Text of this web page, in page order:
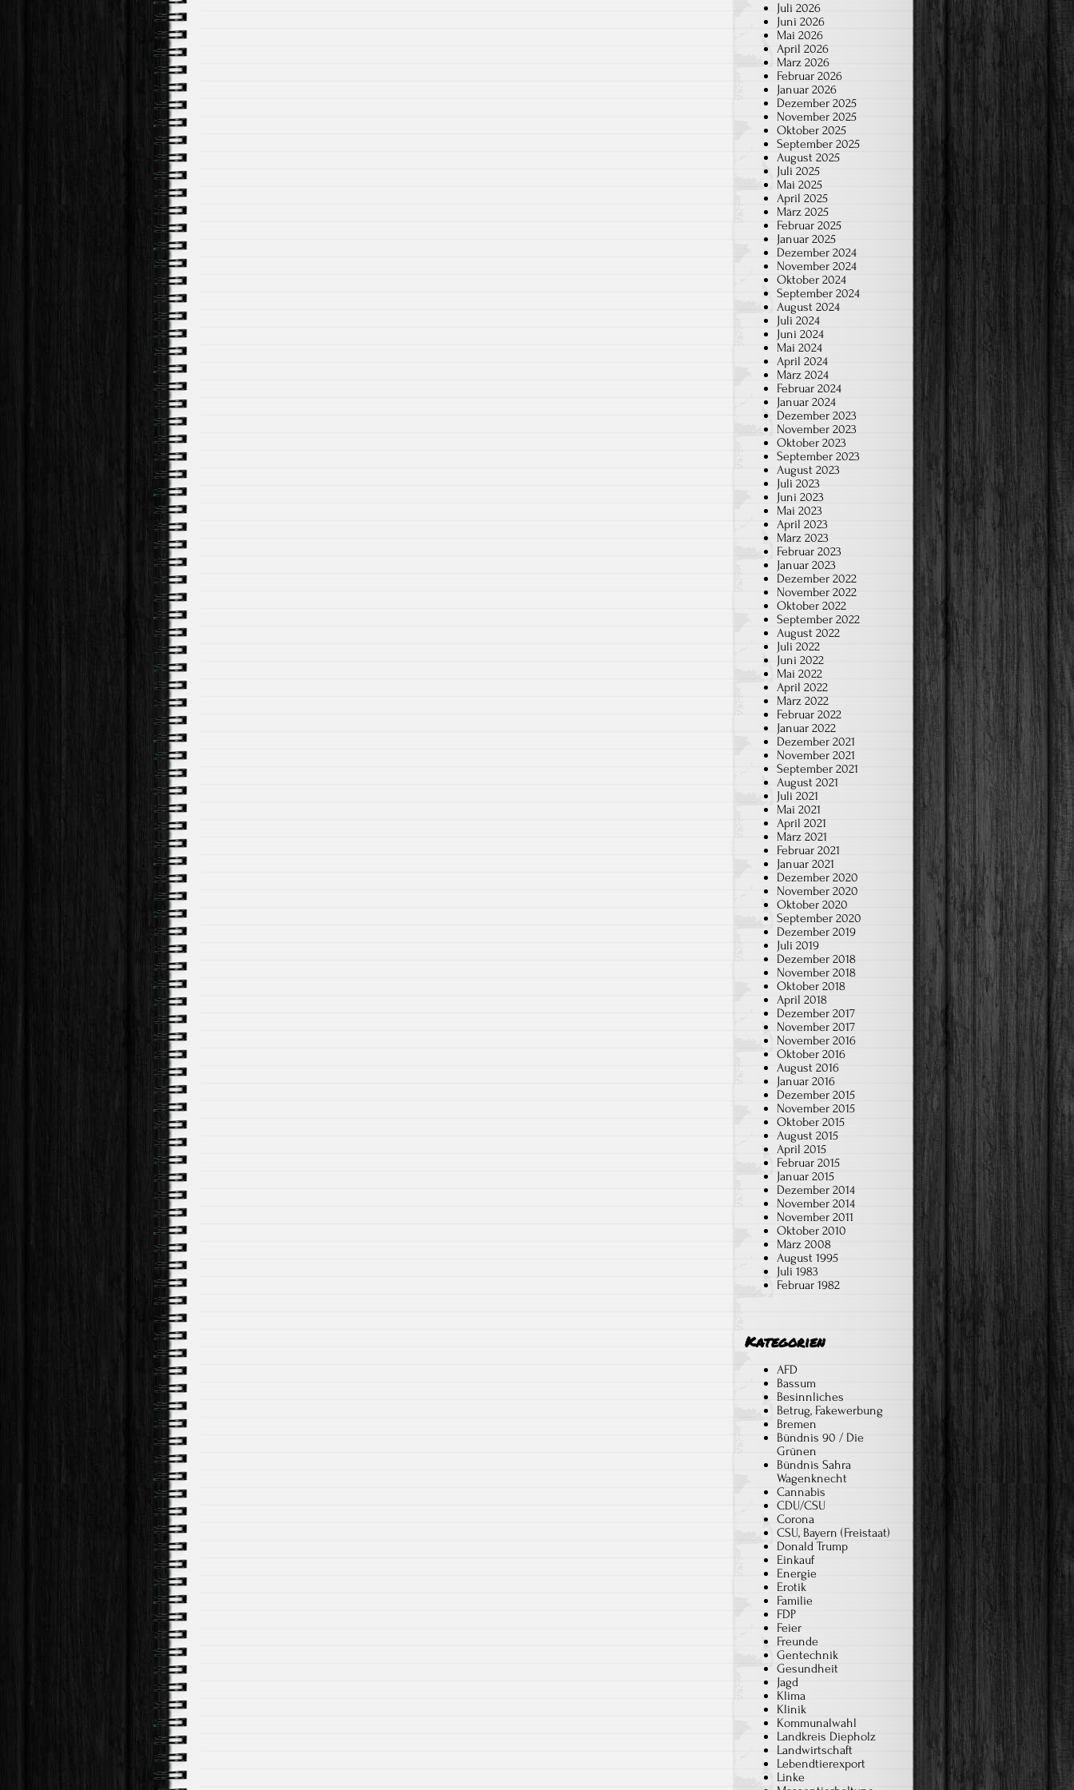
Juli 2026
Juni 2026
Mai 2026
April 2026
März 2026
Februar 2026
Januar 2026
Dezember 2025
November 2025
Oktober 2025
September 2025
August 2025
Juli 2025
Mai 2025
April 2025
März 2025
Februar 2025
Januar 2025
Dezember 2024
November 2024
Oktober 2024
September 2024
August 2024
Juli 2024
Juni 2024
Mai 2024
April 2024
März 2024
Februar 2024
Januar 2024
Dezember 2023
November 2023
Oktober 2023
September 2023
August 2023
Juli 2023
Juni 2023
Mai 2023
April 2023
März 2023
Februar 2023
Januar 2023
Dezember 2022
November 2022
Oktober 2022
September 2022
August 2022
Juli 2022
Juni 2022
Mai 2022
April 2022
März 2022
Februar 2022
Januar 2022
Dezember 2021
November 2021
September 2021
August 2021
Juli 2021
Mai 2021
April 2021
März 2021
Februar 2021
Januar 2021
Dezember 2020
November 2020
Oktober 2020
September 2020
Dezember 2019
Juli 2019
Dezember 2018
November 2018
Oktober 2018
April 2018
Dezember 2017
November 2017
November 2016
Oktober 2016
August 2016
Januar 2016
Dezember 2015
November 2015
Oktober 2015
August 2015
April 2015
Februar 2015
Januar 2015
Dezember 2014
November 2014
November 2011
Oktober 2010
März 2008
August 1995
Juli 1983
Februar 1982
Kategorien
AFD
Bassum
Besinnliches
Betrug, Fakewerbung
Bremen
Bündnis 90 / Die
Grünen
Bündnis Sahra
Wagenknecht
Cannabis
CDU/CSU
Corona
CSU, Bayern (Freistaat)
Donald Trump
Einkauf
Energie
Erotik
Familie
FDP
Feier
Freunde
Gentechnik
Gesundheit
Jagd
Klima
Klinik
Kommunalwahl
Landkreis Diepholz
Landwirtschaft
Lebendtierexport
Linke